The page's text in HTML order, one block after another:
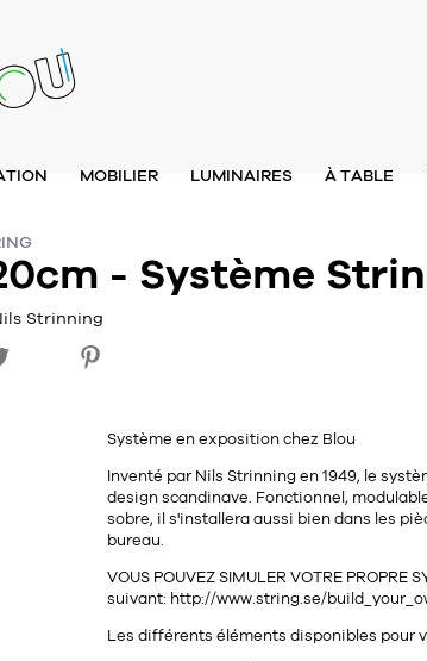
MOBILIER LUMINAIRES À TABLE
- Système
Strinning
Système en exposition chez Blou
Inventé par Nils Strinning en 1949, le
design scandinave. Fonctionnel,
sobre, il s'installera aussi bien dans les
bureau.
VOUS POUVEZ SIMULER VOTRE
suivant: http://www.string.se/
Les différents éléments disponibles pour